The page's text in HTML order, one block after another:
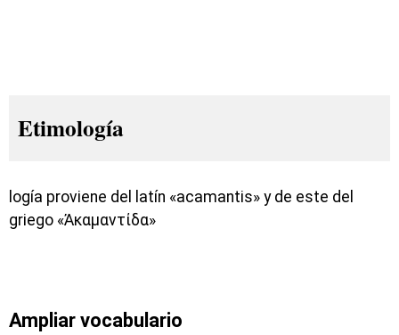
Etimología
logía proviene del latín «acamantis» y de este del
griego «Ἀκαμαντίδα»
Ampliar vocabulario